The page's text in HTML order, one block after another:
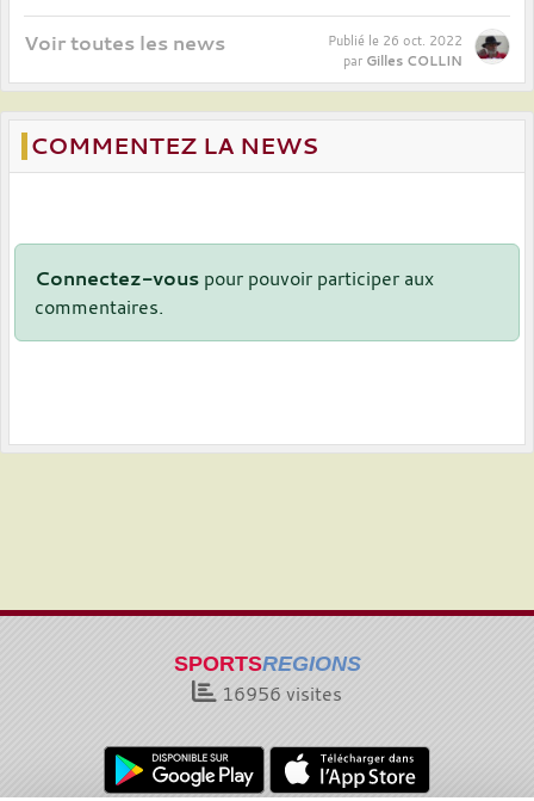
Voir toutes les news Publié le 26 oct. 2022
par Gilles COLLIN
COMMENTEZ LA NEWS
Connectez-vous pour pouvoir participer aux
commentaires.
SPORTSREGIONS
16956 visites